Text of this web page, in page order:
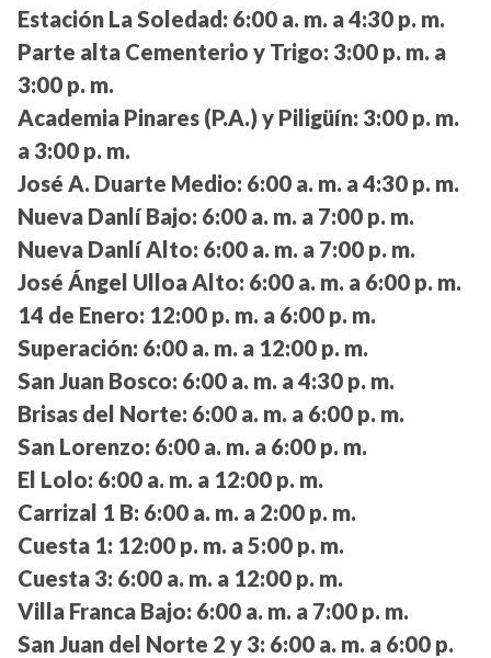
Estación La Soledad: 6:00 a. m. a 4:30 p. m.
Parte alta Cementerio y Trigo: 3:00 p. m. a
3:00 p. m.
Academia Pinares (P.A.) y Piligüín: 3:00 p. m.
a 3:00 p. m.
José A. Duarte Medio: 6:00 a. m. a 4:30 p. m.
Nueva Danlí Bajo: 6:00 a. m. a 7:00 p. m.
Nueva Danlí Alto: 6:00 a. m. a 7:00 p. m.
José Ángel Ulloa Alto: 6:00 a. m. a 6:00 p. m.
14 de Enero: 12:00 p. m. a 6:00 p. m.
Superación: 6:00 a. m. a 12:00 p. m.
San Juan Bosco: 6:00 a. m. a 4:30 p. m.
Brisas del Norte: 6:00 a. m. a 6:00 p. m.
San Lorenzo: 6:00 a. m. a 6:00 p. m.
El Lolo: 6:00 a. m. a 12:00 p. m.
Carrizal 1 B: 6:00 a. m. a 2:00 p. m.
Cuesta 1: 12:00 p. m. a 5:00 p. m.
Cuesta 3: 6:00 a. m. a 12:00 p. m.
Villa Franca Bajo: 6:00 a. m. a 7:00 p. m.
San Juan del Norte 2 y 3: 6:00 a. m. a 6:00 p.